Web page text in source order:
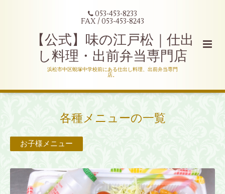
053-453-8233
FAX / 053-453-8243
【公式】味の江戸松｜仕出
し料理・出前弁当専門店
浜松市中区蜆塚中学校前にある仕出し料理、出前弁当専門
店。
各種メニューの一覧
お子様メニュー